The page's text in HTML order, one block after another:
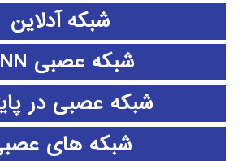
شبکه آدلاین
شبکه عصبی CNN
شبکه عصبی در
شبکه های